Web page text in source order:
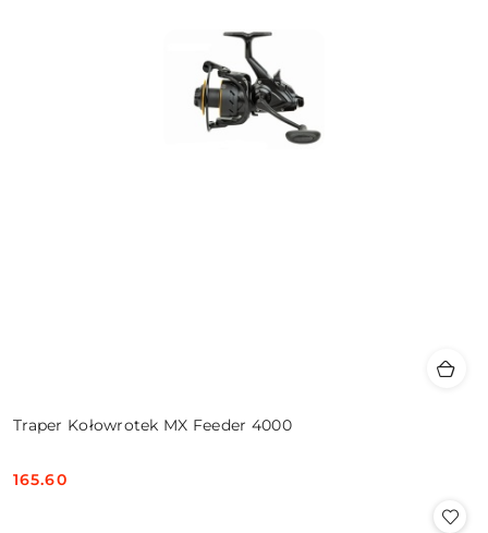
Traper Kołowrotek MX Feeder 4000
Cena:
165.60